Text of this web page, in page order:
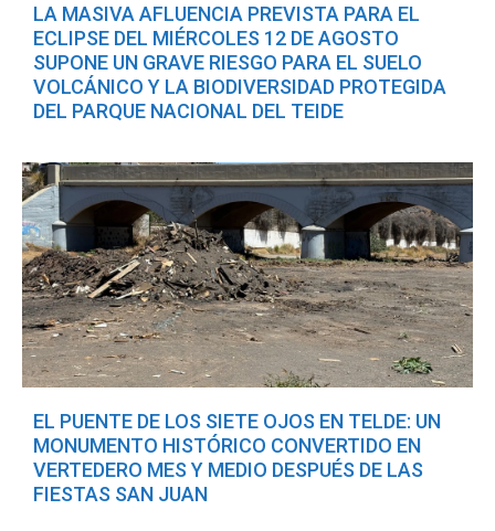
LA MASIVA AFLUENCIA PREVISTA PARA EL
ECLIPSE DEL MIÉRCOLES 12 DE AGOSTO
SUPONE UN GRAVE RIESGO PARA EL SUELO
VOLCÁNICO Y LA BIODIVERSIDAD PROTEGIDA
DEL PARQUE NACIONAL DEL TEIDE
EL PUENTE DE LOS SIETE OJOS EN TELDE: UN
MONUMENTO HISTÓRICO CONVERTIDO EN
VERTEDERO MES Y MEDIO DESPUÉS DE LAS
FIESTAS SAN JUAN